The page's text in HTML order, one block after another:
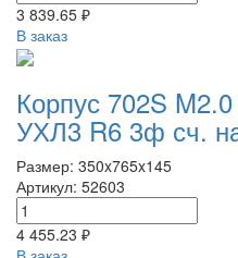
3 839.65 ₽
В заказ
Корпус 702S
УХЛ3 R6 3ф сч.
Размер: 350x765x145
Артикул: 52603
4 455.23 ₽